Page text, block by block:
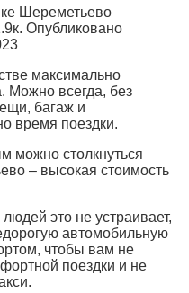
Опубликовано
максимально
Можно всегда, без
багаж и
время поездки.
можно столкнуться
– высокая стоимость
это не устраивает,
автомобильную
чтобы вам не
поездки и не